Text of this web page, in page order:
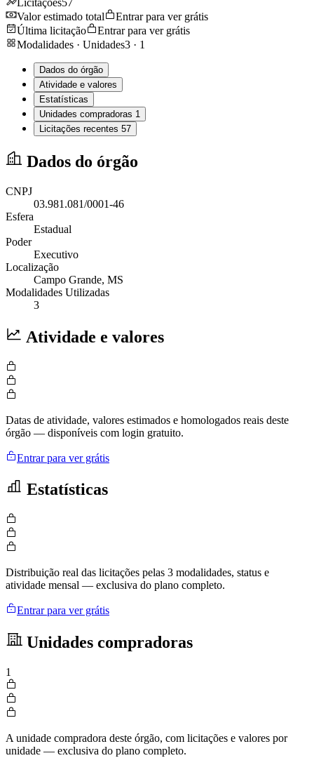
Valor estimado total
Entrar para ver grátis
Última licitação
Entrar para ver grátis
Modalidades · Unidades3 · 1
Dados do órgão
Atividade e valores
Estatísticas
Unidades compradoras 1
Licitações recentes 57
Dados do órgão
CNPJ
03.981.081/0001-46
Esfera
Estadual
Poder
Executivo
Localização
Campo Grande, MS
Modalidades Utilizadas
3
Atividade e valores
Datas de atividade, valores estimados e homologados reais deste
órgão — disponíveis com login gratuito.
Entrar para ver grátis
Estatísticas
Distribuição real das licitações pelas 3 modalidades, status e
atividade mensal — exclusiva do plano completo.
Entrar para ver grátis
Unidades compradoras
1
A unidade compradora deste órgão, com licitações e valores por
unidade — exclusiva do plano completo.